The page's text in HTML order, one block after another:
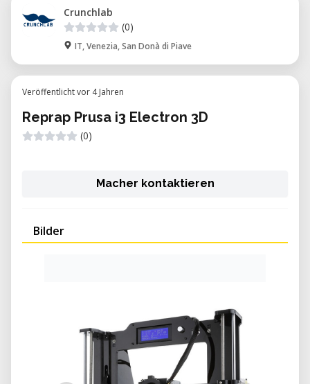
Crunchlab
(0)
IT, Venezia, San Donà di Piave
Veröffentlicht vor 4 Jahren
Reprap Prusa i3 Electron 3D
(0)
Macher kontaktieren
Bilder